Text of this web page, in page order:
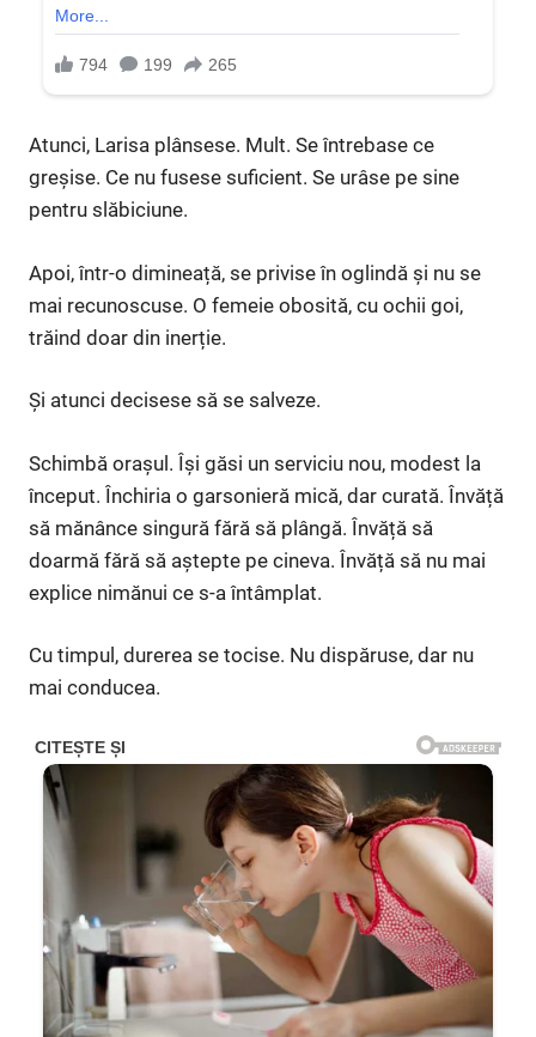
Atunci, Larisa plânsese. Mult. Se întrebase ce
greșise. Ce nu fusese suficient. Se urâse pe sine
pentru slăbiciune.
Apoi, într-o dimineață, se privise în oglindă și nu se
mai recunoscuse. O femeie obosită, cu ochii goi,
trăind doar din inerție.
Și atunci decisese să se salveze.
Schimbă orașul. Își găsi un serviciu nou, modest la
început. Închiria o garsonieră mică, dar curată. Învăță
să mănânce singură fără să plângă. Învăță să
doarmă fără să aștepte pe cineva. Învăță să nu mai
explice nimănui ce s-a întâmplat.
Cu timpul, durerea se tocise. Nu dispăruse, dar nu
mai conducea.